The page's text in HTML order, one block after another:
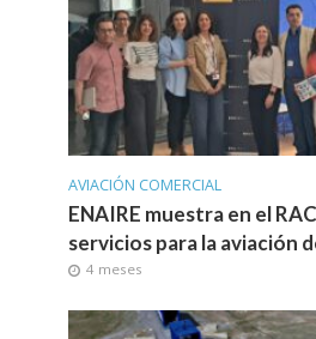
AVIACIÓN COMERCIAL
ENAIRE muestra en el
servicios para la aviación
4 meses